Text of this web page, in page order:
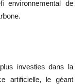
environnemental de
investies dans la
artificielle, le géant